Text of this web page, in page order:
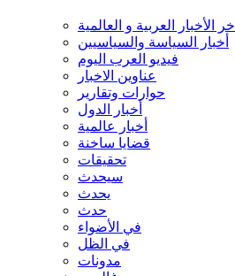
أخر الأخبار العربية و العالمية
أخبار السياسة والسياسيين
فيديو العرب اليوم
عناوين الاخبار
حوارات وتقارير
أخبار الدول
أخبار عالمية
قضايا ساخنة
تحقيقات
سيحدث
يحدث
حدث
في الأضواء
في الظل
مدونات